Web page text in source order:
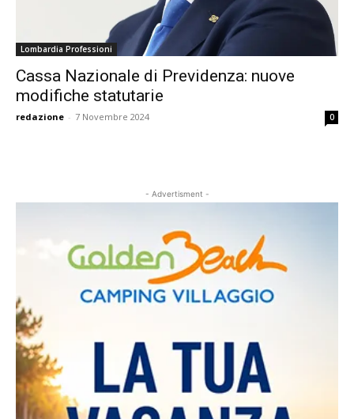
Lombardia Professioni
Cassa Nazionale di Previdenza: nuove
modifiche statutarie
redazione - 7 Novembre 2024 0
- Advertisment -